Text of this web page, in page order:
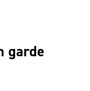
garde